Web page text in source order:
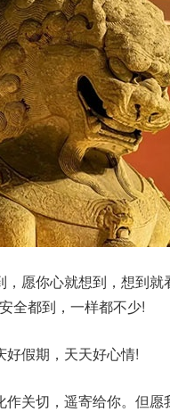
愿你心就想到，想到
全都到，一样都不少!
假期，天天好心情!
关切，遥寄给你。但愿